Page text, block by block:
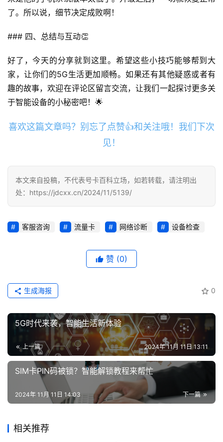
流
卡
荐
号
码
认
证
务
登录 注册
了。所以说，细节决定成败啊！
### 四、总结与互动👏
好了，今天的分享就到这里。希望这些小技巧能够帮到大
家，让你们的5G生活更加顺畅。如果还有其他疑惑或者有
趣的故事，欢迎在评论区留言交流，让我们一起探讨更多关
于智能设备的小秘密吧！🌟
喜欢这篇文章吗？别忘了点赞👍和关注哦！我们下次
见！
本文来自投稿，不代表号卡百科立场，如若转载，请注明出
处：https://jdcxx.cn/2024/11/5139/
客服咨询 流量卡 网络诊断 设备检查
赞 (0)
0
生成海报
5G时代来袭，智能生活新体验
上一篇 2024年 11月 11日 13:11
SIM卡PIN码被锁？智能解锁教程来帮忙
下一篇
2024年 11月 11日 14:03
相关推荐